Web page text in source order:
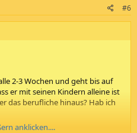
#6
2-3 Wochen und geht bis auf
er mit seinen Kindern alleine ist
das berufliche hinaus? Hab ich
anklicken....